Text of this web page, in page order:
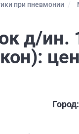
при пневмонии
д/ин.
Город: